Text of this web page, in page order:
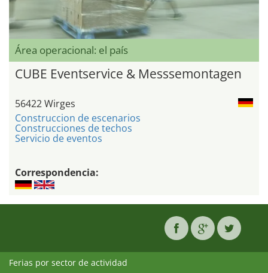
Área operacional: el país
CUBE Eventservice & Messsemontagen
56422 Wirges
Construccion de escenarios
Construcciones de techos
Servicio de eventos
Correspondencia:
Ferias por sector de actividad